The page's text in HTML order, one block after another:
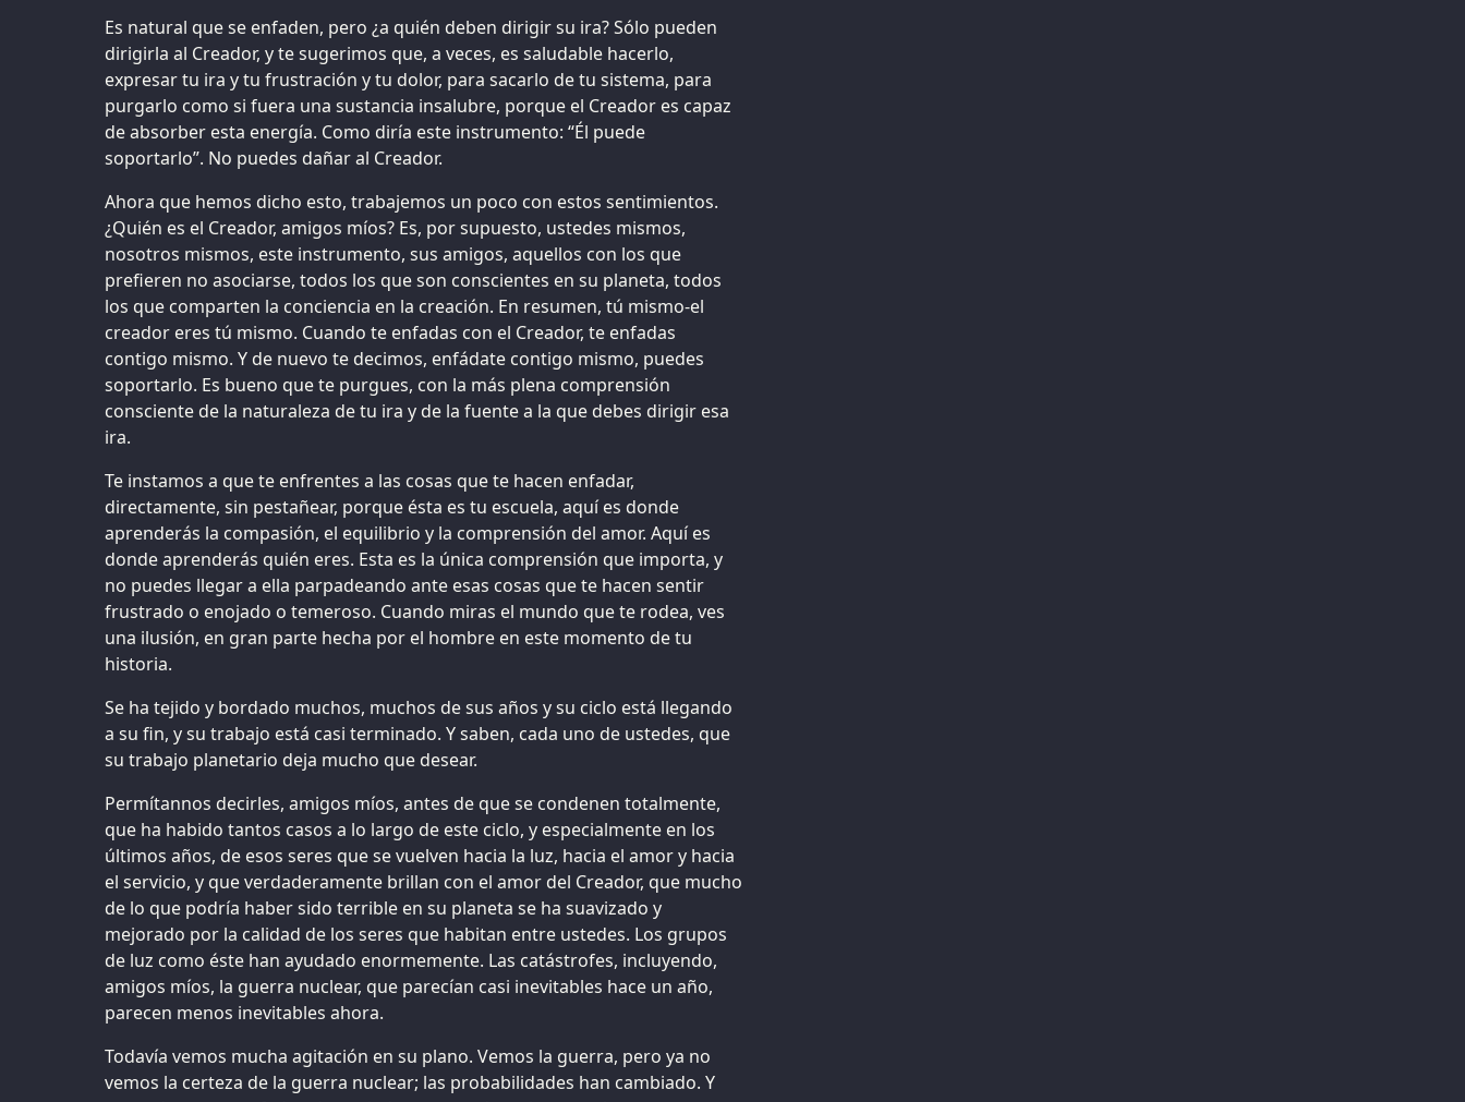
Es natural que se enfaden, pero ¿a quién deben dirigir su ira? Sólo pueden
dirigirla al Creador, y te sugerimos que, a veces, es saludable hacerlo,
expresar tu ira y tu frustración y tu dolor, para sacarlo de tu sistema, para
purgarlo como si fuera una sustancia insalubre, porque el Creador es capaz
de absorber esta energía. Como diría este instrumento: “Él puede
soportarlo”. No puedes dañar al Creador.
Ahora que hemos dicho esto, trabajemos un poco con estos sentimientos.
¿Quién es el Creador, amigos míos? Es, por supuesto, ustedes mismos,
nosotros mismos, este instrumento, sus amigos, aquellos con los que
prefieren no asociarse, todos los que son conscientes en su planeta, todos
los que comparten la conciencia en la creación. En resumen, tú mismo-el
creador eres tú mismo. Cuando te enfadas con el Creador, te enfadas
contigo mismo. Y de nuevo te decimos, enfádate contigo mismo, puedes
soportarlo. Es bueno que te purgues, con la más plena comprensión
consciente de la naturaleza de tu ira y de la fuente a la que debes dirigir esa
ira.
Te instamos a que te enfrentes a las cosas que te hacen enfadar,
directamente, sin pestañear, porque ésta es tu escuela, aquí es donde
aprenderás la compasión, el equilibrio y la comprensión del amor. Aquí es
donde aprenderás quién eres. Esta es la única comprensión que importa, y
no puedes llegar a ella parpadeando ante esas cosas que te hacen sentir
frustrado o enojado o temeroso. Cuando miras el mundo que te rodea, ves
una ilusión, en gran parte hecha por el hombre en este momento de tu
historia.
Se ha tejido y bordado muchos, muchos de sus años y su ciclo está llegando
a su fin, y su trabajo está casi terminado. Y saben, cada uno de ustedes, que
su trabajo planetario deja mucho que desear.
Permítannos decirles, amigos míos, antes de que se condenen totalmente,
que ha habido tantos casos a lo largo de este ciclo, y especialmente en los
últimos años, de esos seres que se vuelven hacia la luz, hacia el amor y hacia
el servicio, y que verdaderamente brillan con el amor del Creador, que mucho
de lo que podría haber sido terrible en su planeta se ha suavizado y
mejorado por la calidad de los seres que habitan entre ustedes. Los grupos
de luz como éste han ayudado enormemente. Las catástrofes, incluyendo,
amigos míos, la guerra nuclear, que parecían casi inevitables hace un año,
parecen menos inevitables ahora.
Todavía vemos mucha agitación en su plano. Vemos la guerra, pero ya no
vemos la certeza de la guerra nuclear; las probabilidades han cambiado. Y